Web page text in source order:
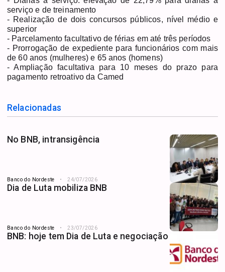
serviço e de treinamento
- Realização de dois concursos públicos, nível médio e
superior
- Parcelamento facultativo de férias em até três períodos
- Prorrogação de expediente para funcionários com mais
de 60 anos (mulheres) e 65 anos (homens)
- Ampliação facultativa para 10 meses do prazo para
pagamento retroativo da Camed
Relacionadas
No BNB, intransigência
Banco do Nordeste 24/07/2026
Dia de Luta mobiliza BNB
Banco do Nordeste 23/07/2026
BNB: hoje tem Dia de Luta e negociação